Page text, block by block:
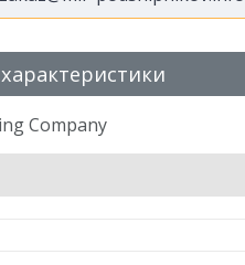
Company